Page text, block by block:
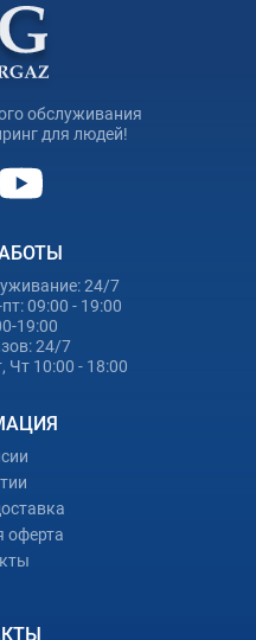
обслуживания
для людей!
24/7
09:00 - 19:00
19:00
24/7
Чт 10:00 - 18:00
оферта